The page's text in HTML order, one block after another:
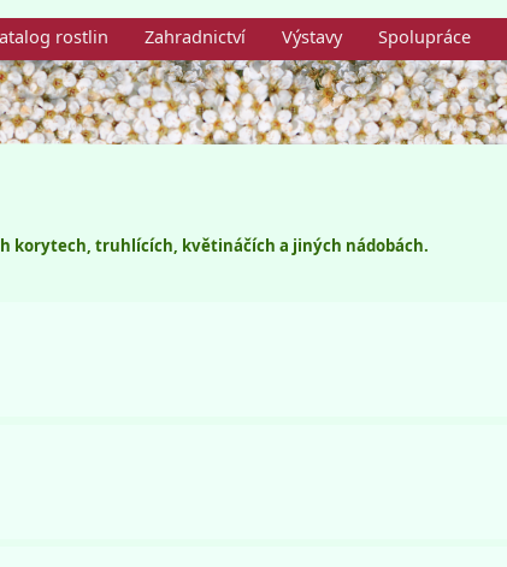
rostlin Zahradnictví Výstavy Spolupráce
korytech, truhlících, květináčích a jiných nádobách.